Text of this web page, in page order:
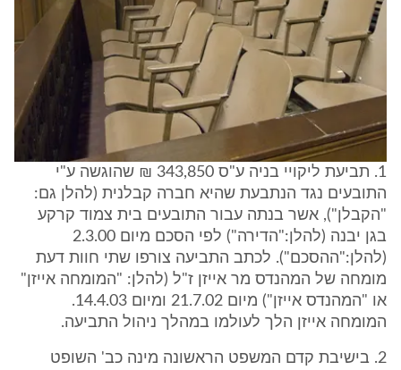
1. תביעת ליקויי בניה ע"ס 343,850 ₪ שהוגשה ע"י
התובעים נגד הנתבעת שהיא חברה קבלנית (להלן גם:
"הקבלן"), אשר בנתה עבור התובעים בית צמוד קרקע
בגן יבנה (להלן:"הדירה") לפי הסכם מיום 2.3.00
(להלן:"ההסכם"). לכתב התביעה צורפו שתי חוות דעת
מומחה של המהנדס מר אייזן ז"ל (להלן: "המומחה אייזן"
או "המהנדס אייזן") מיום 21.7.02 ומיום 14.4.03.
המומחה אייזן הלך לעולמו במהלך ניהול התביעה.
2. בישיבת קדם המשפט הראשונה מינה כב' השופט